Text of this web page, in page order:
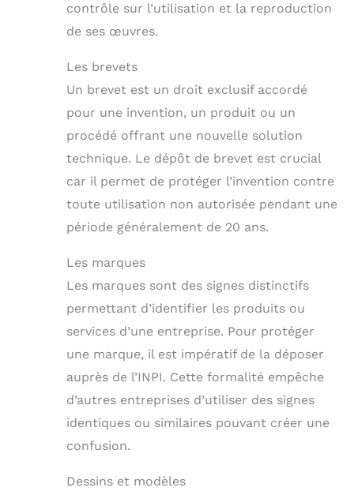
contrôle sur l’utilisation et la reproduction
de ses œuvres.
Les brevets
Un brevet est un droit exclusif accordé
pour une invention, un produit ou un
procédé offrant une nouvelle solution
technique. Le dépôt de brevet est crucial
car il permet de protéger l’invention contre
toute utilisation non autorisée pendant une
période généralement de 20 ans.
Les marques
Les marques sont des signes distinctifs
permettant d’identifier les produits ou
services d’une entreprise. Pour protéger
une marque, il est impératif de la déposer
auprès de l’INPI. Cette formalité empêche
d’autres entreprises d’utiliser des signes
identiques ou similaires pouvant créer une
confusion.
Dessins et modèles